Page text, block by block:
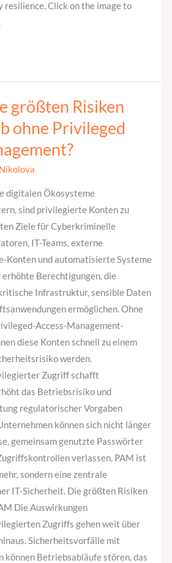
Click on the image to
größten Risiken
ohne Privileged
digitalen Ökosysteme
sind privilegierte Konten zu
Ziele für Cyberkriminelle
IT-Teams, externe
Konten und automatisierte Systeme
Berechtigungen, die
Infrastruktur, sensible Daten
ermöglichen. Ohne
Access-Management-
diese Konten schnell zu einem
werden.
Zugriff schafft
das Betriebsrisiko und
regulatorischer Vorgaben
können sich nicht länger
gemeinsam genutzte Passwörter
verlassen. PAM ist
sondern eine zentrale
IT-Sicherheit. Die größten Risiken
Die Auswirkungen
Zugriffs gehen weit über
Sicherheitsvorfälle mit
Betriebsabläufe stören, das